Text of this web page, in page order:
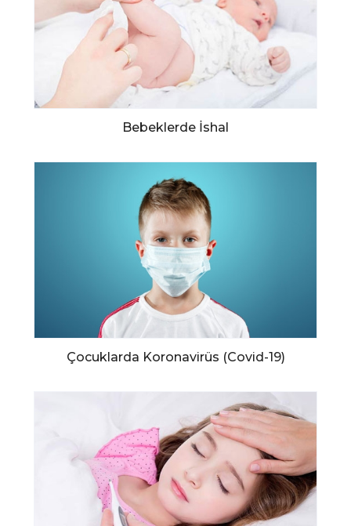
Bebeklerde İshal
Çocuklarda Koronavirüs (Covid-19)